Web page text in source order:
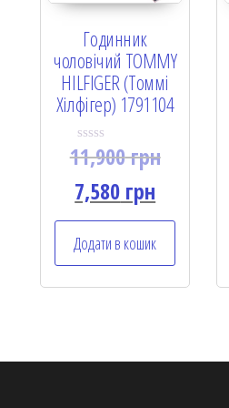
Годинник
чоловічий TOMMY
HILFIGER (Томмі
Хілфігер) 1791104
R
t
e
d
0
o
u
t
f
11,900грн
7,580 грн
Додати в кошик